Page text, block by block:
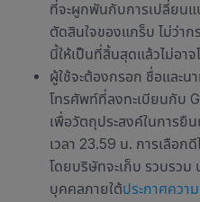
ที่จะผูกพันกับการเปลี่ยน
ตัดสินใจของแกร็บ ไม่ว่า
นี้ให้เป็นที่สิ้นสุดแล้วไม่อาจ
ผู้ใช้จะต้องกรอก ชื่อและน
โทรศัพท์ที่ลงทะเบียนกับ
เพื่อวัตถุประสงค์ในการ
เวลา 23.59 น. การเลือก
โดยบริษัทจะเก็บ รวบรวม
บุคคลภายใต้ประกาศควา